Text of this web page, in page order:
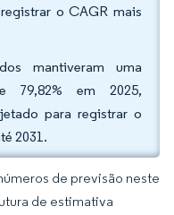
o CAGR mais
mantiveram uma
79,82% em 2025,
para registrar o
2031.
de previsão neste
de estimativa